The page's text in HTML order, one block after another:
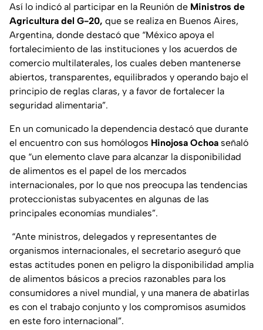
Así lo indicó al participar en la Reunión de Ministros de
Agricultura del G-20, que se realiza en Buenos Aires,
Argentina, donde destacó que “México apoya el
fortalecimiento de las instituciones y los acuerdos de
comercio multilaterales, los cuales deben mantenerse
abiertos, transparentes, equilibrados y operando bajo el
principio de reglas claras, y a favor de fortalecer la
seguridad alimentaria”.
En un comunicado la dependencia destacó que durante
el encuentro con sus homólogos Hinojosa Ochoa señaló
que “un elemento clave para alcanzar la disponibilidad
de alimentos es el papel de los mercados
internacionales, por lo que nos preocupa las tendencias
proteccionistas subyacentes en algunas de las
principales economías mundiales”.
“Ante ministros, delegados y representantes de
organismos internacionales, el secretario aseguró que
estas actitudes ponen en peligro la disponibilidad amplia
de alimentos básicos a precios razonables para los
consumidores a nivel mundial, y una manera de abatirlas
es con el trabajo conjunto y los compromisos asumidos
en este foro internacional”.